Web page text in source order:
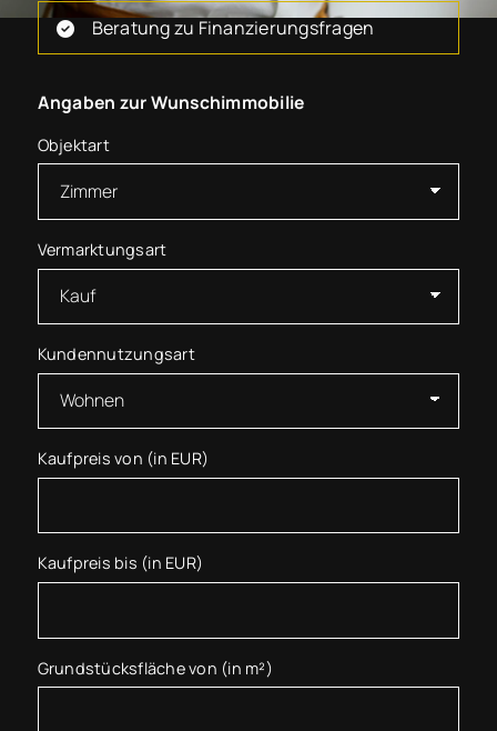
Beratung zu Finanzierungsfragen
Angaben zur Wunschimmobilie
Objektart
Vermarktungsart
Kundennutzungsart
Kaufpreis von (in EUR)
Kaufpreis bis (in EUR)
Grundstücksfläche von (in m²)